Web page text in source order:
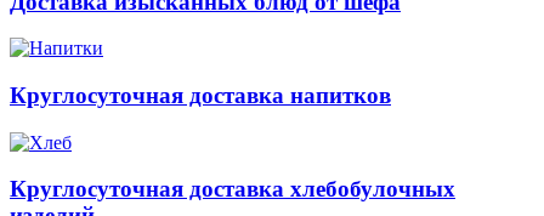
Круглосуточная доставка напитков
Круглосуточная доставка хлебобулочных